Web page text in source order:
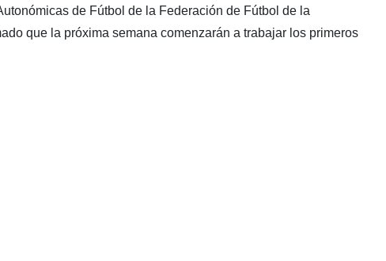
de Fútbol de la Federación de Fútbol de la
que la próxima semana comenzarán a trabajar los primeros